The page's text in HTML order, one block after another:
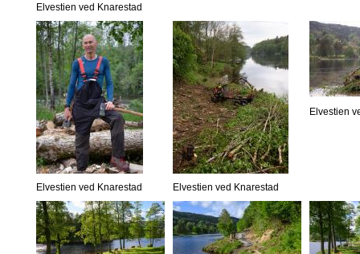
Elvestien ved Knarestad
Elvestien ved Knarestad Elvestien ved Knarestad
Elvestien